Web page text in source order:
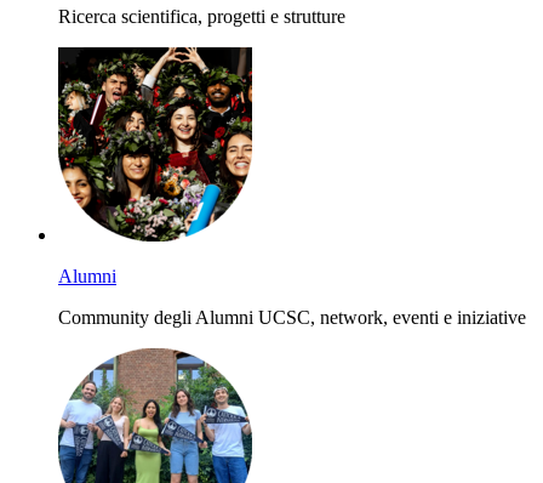
Ricerca scientifica, progetti e strutture
Alumni
Community degli Alumni UCSC, network, eventi e iniziative